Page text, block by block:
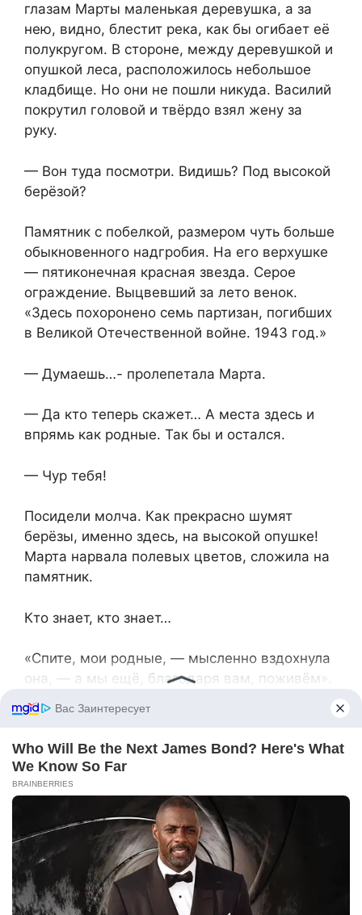
глазам Марты маленькая деревушка, а за
нею, видно, блестит река, как бы огибает её
полукругом. В стороне, между деревушкой и
опушкой леса, расположилось небольшое
кладбище. Но они не пошли никуда. Василий
покрутил головой и твёрдо взял жену за
руку.
— Вон туда посмотри. Видишь? Под высокой
берёзой?
Памятник с побелкой, размером чуть больше
обыкновенного надгробия. На его верхушке
— пятиконечная красная звезда. Серое
ограждение. Выцвевший за лето венок.
«Здесь похоронено семь партизан, погибших
в Великой Отечественной войне. 1943 год.»
— Думаешь…- пролепетала Марта.
— Да кто теперь скажет… А места здесь и
впрямь как родные. Так бы и остался.
— Чур тебя!
Посидели молча. Как прекрасно шумят
берёзы, именно здесь, на высокой опушке!
Марта нарвала полевых цветов, сложила на
памятник.
Кто знает, кто знает…
«Спите, мои родные, — мысленно вздохнула
она, — а мы ещё, благодаря вам, поживём».